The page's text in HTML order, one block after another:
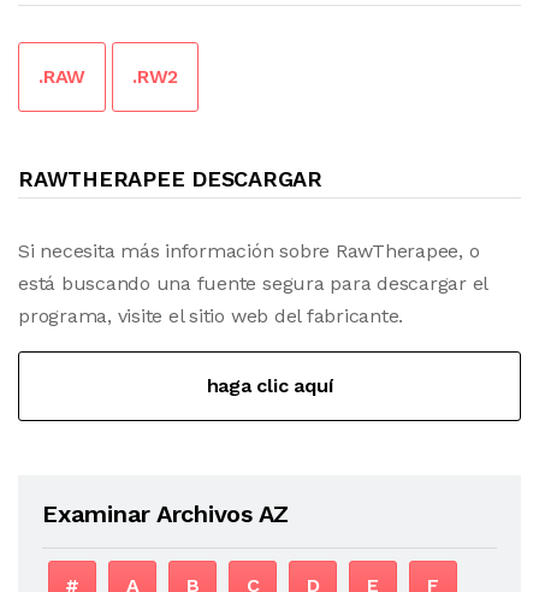
.RAW .RW2
RAWTHERAPEE DESCARGAR
Si necesita más información sobre RawTherapee, o
está buscando una fuente segura para descargar el
programa, visite el sitio web del fabricante.
haga clic aquí
Examinar Archivos AZ
# A B C D E F